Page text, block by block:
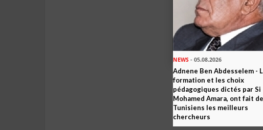
NEWS - 05.08.2026
Adnene Ben Abdesselem -
formation et les choix
pédagogiques dictés par Si
Mohamed Amara, ont fait
Tunisiens les meilleurs
chercheurs